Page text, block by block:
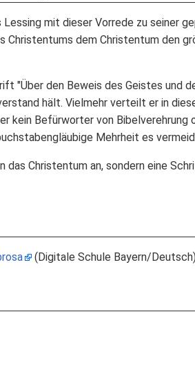
Lessing mit dieser Vorrede zu seiner
Christentums dem Christentum den
"Über den Beweis des Geistes und
hält. Vielmehr verteilt er in
kein Befürworter von Bibelverehrung
Mehrheit es
Christentum an, sondern eine
(Digitale Schule Bayern/